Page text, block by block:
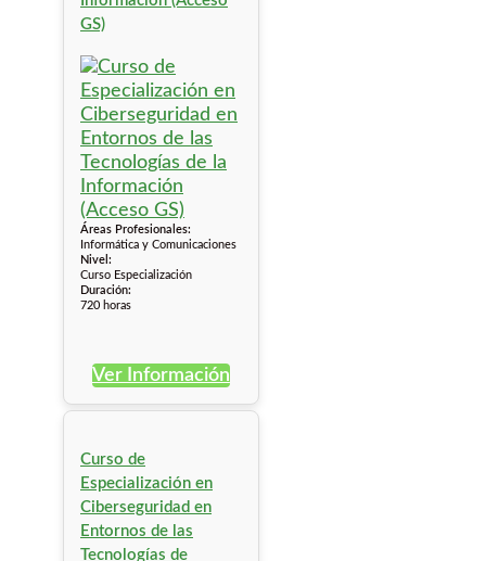
GS)
Áreas Profesionales:
Informática y Comunicaciones
Nivel:
Curso Especialización
Duración:
720 horas
Ver Información
Curso de
Especialización en
Ciberseguridad en
Entornos de las
Tecnologías de